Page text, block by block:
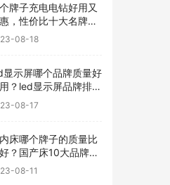
牌子充电电钻好用又
，性价比十大名牌充
钻排名
08-18
显示屏哪个品牌质量好
？led显示屏品牌排行
名08-17
床哪个牌子的质量比
？国产床10大品牌最
名08-11